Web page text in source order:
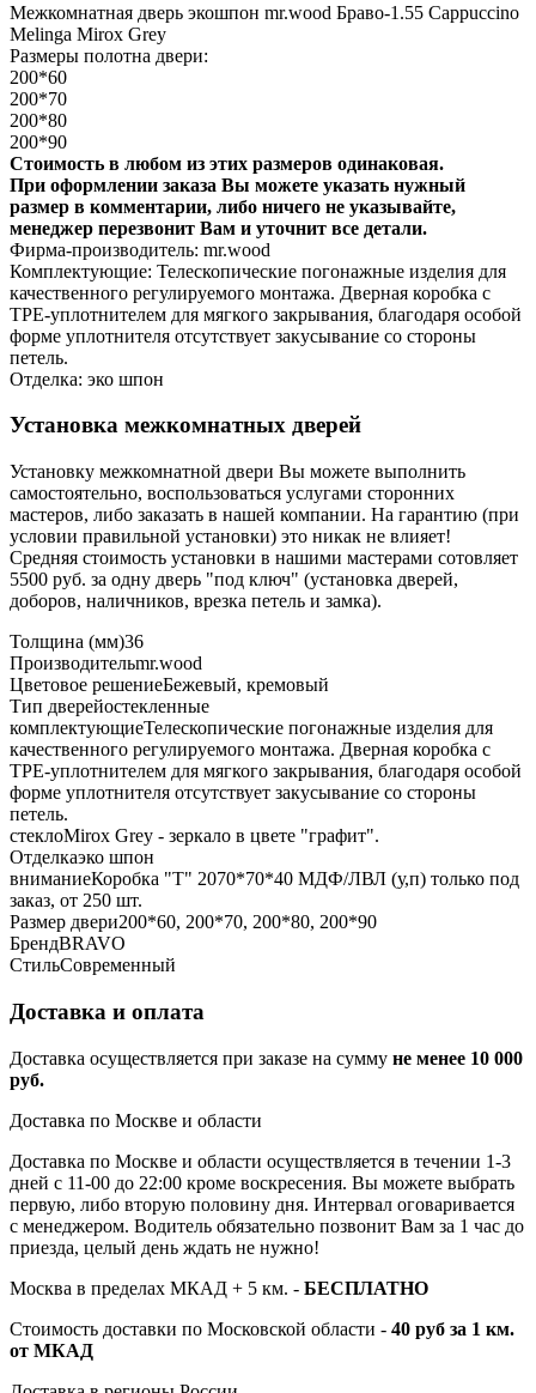
Межкомнатная дверь экошпон mr.wood Браво-1.55 Cappuccino
Melinga Mirox Grey
Размеры полотна двери:
200*60
200*70
200*80
200*90
Стоимость в любом из этих размеров одинаковая.
При оформлении заказа Вы можете указать нужный
размер в комментарии, либо ничего не указывайте,
менеджер перезвонит Вам и уточнит все детали.
Фирма-производитель: mr.wood
Комплектующие: Телескопические погонажные изделия для
качественного регулируемого монтажа. Дверная коробка с
TPE-уплотнителем для мягкого закрывания, благодаря особой
форме уплотнителя отсутствует закусывание со стороны
петель.
Отделка: эко шпон
Установка межкомнатных дверей
Установку межкомнатной двери Вы можете выполнить
самостоятельно, воспользоваться услугами сторонних
мастеров, либо заказать в нашей компании. На гарантию (при
условии правильной установки) это никак не влияет!
Средняя стоимость установки в нашими мастерами сотовляет
5500 руб. за одну дверь "под ключ" (установка дверей,
доборов, наличников, врезка петель и замка).
Толщина (мм)36
Производительmr.wood
Цветовое решениеБежевый, кремовый
Тип дверейостекленные
комплектующиеТелескопические погонажные изделия для
качественного регулируемого монтажа. Дверная коробка с
TPE-уплотнителем для мягкого закрывания, благодаря особой
форме уплотнителя отсутствует закусывание со стороны
петель.
стеклоMirox Grey - зеркало в цвете "графит".
Отделкаэко шпон
вниманиеКоробка "Т" 2070*70*40 МДФ/ЛВЛ (у,п) только под
заказ, от 250 шт.
Размер двери200*60, 200*70, 200*80, 200*90
БрендBRAVO
СтильСовременный
Доставка и оплата
Доставка осуществляется при заказе на сумму не менее 10 000
руб.
Доставка по Москве и области
Доставка по Москве и области осуществляется в течении 1-3
дней с 11-00 до 22:00 кроме воскресения. Вы можете выбрать
первую, либо вторую половину дня. Интервал оговаривается
с менеджером. Водитель обязательно позвонит Вам за 1 час до
приезда, целый день ждать не нужно!
Москва в пределах МКАД + 5 км. - БЕСПЛАТНО
Стоимость доставки по Московской области - 40 руб за 1 км.
от МКАД